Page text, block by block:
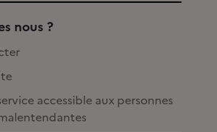
nous ?
accessible aux personnes